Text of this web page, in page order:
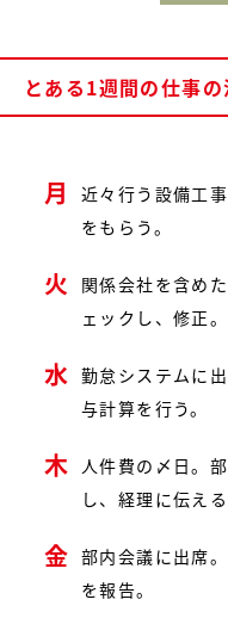
とある1週間の仕事の
月
近々行う設備工
をもらう。
火
関係会社を含め
ェックし、修正。
水 勤怠システムに
与計算を行う。
木 人件費の〆日。
し、経理に伝える
金 部内会議に出席
を報告。